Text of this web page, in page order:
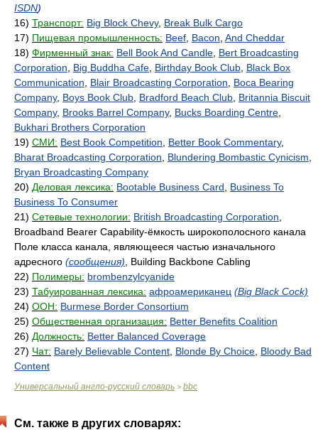
ISDN)
16) Транспорт: Big Block Chevy, Break Bulk Cargo
17) Пищевая промышленность: Beef Bacon And Cheddar
18) Фирменный знак: Bell Book And Candle Bert Broadcasting
Corporation
Big Buddha Cafe Birthday Book Club Black Box
Communication
Blair Broadcasting Corporation
Boca Bearing
Company, Boys Book Club Bradford Beach Club Britannia Biscuit
Company, Brooks Barrel Company, Bucks Boarding Centre
Bukhari Brothers Corporation
19) СМИ: Best Book Competition Better Book Commentary,
Bharat Broadcasting Corporation
Blundering Bombastic Cynicism
Bryan Broadcasting Company
20) Деловая лексика: Bootable Business Card
Business To
Business To Consumer
21) Сетевые технологии: British Broadcasting Corporation
Broadband Bearer Capability-ёмкость широкополосного канала
Поле класса канала, являющееся частью изначального
адресного (сообщения) , Building Backbone Cabling
22) Полимеры: brombenzylcyanide
23) Табуированная лексика: афроамериканец (Big Black Cock)
24) ООН: Burmese Border Consortium
25) Общественная организация: Better Benefits Coalition
26) Должность: Better Balanced Coverage
27) Чат: Barely Believable Content Blonde By Choice Bloody Bad
Content
Универсальный англо-русский словарь > bbc
См. также в других словарях: